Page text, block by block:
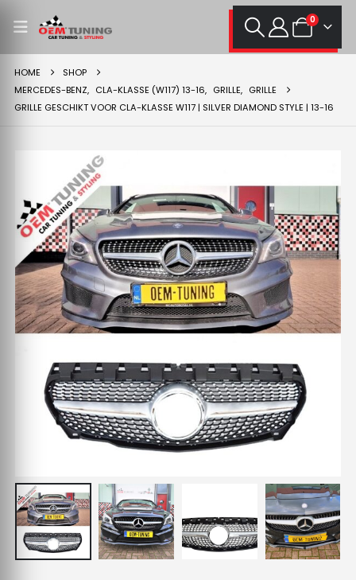
0
HOME
SHOP
MERCEDES-BENZ, CLA-KLASSE (W117) 13-16, GRILLE, GRILLE
GRILLE GESCHIKT VOOR CLA-KLASSE W117 | SILVER DIAMOND STYLE | 13-16